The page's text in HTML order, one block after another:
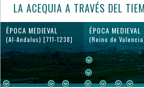
LA ACEQUIA A TRAVÉS DEL
ÉPOCA MEDIEVAL
(Al-Andalus) [711-1238]
ÉPOCA MEDIEVAL
(Reino de